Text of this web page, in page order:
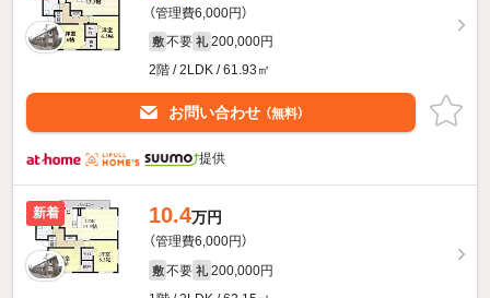
（管理費6,000円）
敷 不要 礼 200,000円
2階 / 2LDK / 61.93㎡
お問い合わせ （無料）
提供
新着 10.4万円
（管理費6,000円）
敷 不要 礼 200,000円